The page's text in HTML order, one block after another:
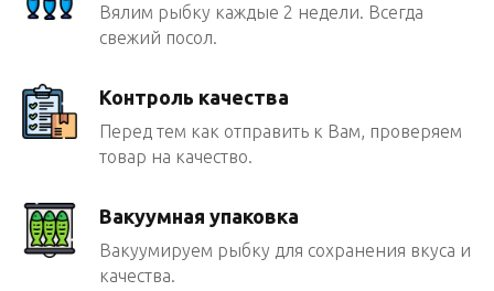
Вялим рыбку каждые 2 недели. Всегда
свежий посол.
Контроль качества
Перед тем как отправить к Вам, проверяем
товар на качество.
Вакуумная упаковка
Вакуумируем рыбку для сохранения вкуса и
качества.